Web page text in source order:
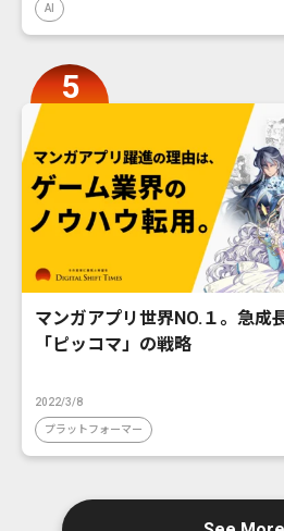
AI
マンガアプリ世界NO.１。急成
「ピッコマ」の戦略
2022/3/8
プラットフォーマー